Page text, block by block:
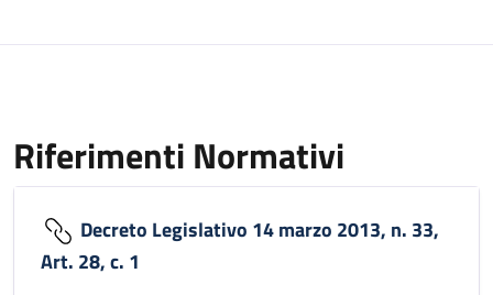
Riferimenti Normativi
Decreto Legislativo 14 marzo 2013, n. 33,
Art. 28, c. 1